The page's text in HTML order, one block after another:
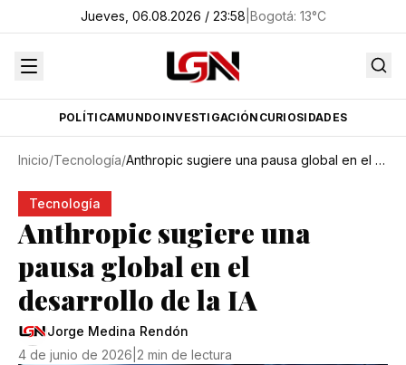
Jueves, 06.08.2026 / 23:58 Bogotá: 13°C
POLÍTICAMUNDO INVESTIGACIÓN CURIOSIDADES
Inicio/Tecnología/ Anthropic sugiere una pausa global en el desarrollo de la IA
Tecnología
Anthropic sugiere una
pausa global en el
desarrollo de la IA
Jorge Medina Rendón
4 de junio de 2026 2 min de lectura